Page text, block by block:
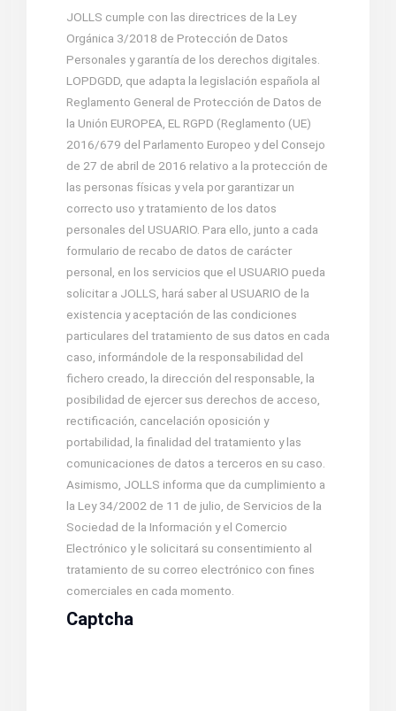
JOLLS cumple con las directrices de la Ley
Orgánica 3/2018 de Protección de Datos
Personales y garantía de los derechos digitales.
LOPDGDD, que adapta la legislación española al
Reglamento General de Protección de Datos de
la Unión EUROPEA, EL RGPD (Reglamento (UE)
2016/679 del Parlamento Europeo y del Consejo
de 27 de abril de 2016 relativo a la protección de
las personas físicas y vela por garantizar un
correcto uso y tratamiento de los datos
personales del USUARIO. Para ello, junto a cada
formulario de recabo de datos de carácter
personal, en los servicios que el USUARIO pueda
solicitar a JOLLS, hará saber al USUARIO de la
existencia y aceptación de las condiciones
particulares del tratamiento de sus datos en cada
caso, informándole de la responsabilidad del
fichero creado, la dirección del responsable, la
posibilidad de ejercer sus derechos de acceso,
rectificación, cancelación oposición y
portabilidad, la finalidad del tratamiento y las
comunicaciones de datos a terceros en su caso.
Asimismo, JOLLS informa que da cumplimiento a
la Ley 34/2002 de 11 de julio, de Servicios de la
Sociedad de la Información y el Comercio
Electrónico y le solicitará su consentimiento al
tratamiento de su correo electrónico con fines
comerciales en cada momento.
Captcha